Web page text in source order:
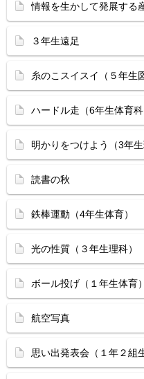
情報を生かして発展する
３年生遠足
糸のこスイスイ（５年生
ハードル走（6年生体育科
明かりをつけよう（3年生
読書の秋
鉄棒運動（4年生体育）
光の性質（３年生理科）
ボール投げ（１年生体育）
航空写真
思い出発表会（１年２組